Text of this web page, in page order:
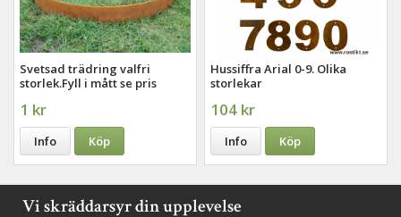
Svetsad trädring valfri
storlek.Fyll i mått se pris
1 kr
Info Köp
Hussiffra Arial 0-9. Olika
storlekar
104 kr
Info Köp
Vi skräddarsyr din upplevelse